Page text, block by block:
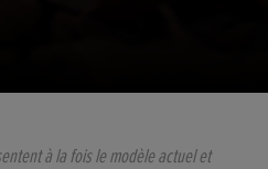
à la fois le modèle actuel et